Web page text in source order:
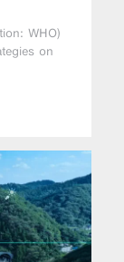
WHO)
on